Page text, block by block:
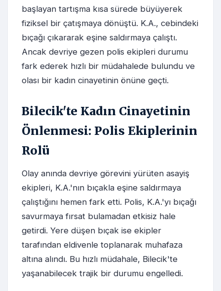
başlayan tartışma kısa sürede büyüyerek
fiziksel bir çatışmaya dönüştü. K.A., cebindeki
bıçağı çıkararak eşine saldırmaya çalıştı.
Ancak devriye gezen polis ekipleri durumu
fark ederek hızlı bir müdahalede bulundu ve
olası bir kadın cinayetinin önüne geçti.
Bilecik'te Kadın Cinayetinin
Önlenmesi: Polis Ekiplerinin
Rolü
Olay anında devriye görevini yürüten asayiş
ekipleri, K.A.'nın bıçakla eşine saldırmaya
çalıştığını hemen fark etti. Polis, K.A.'yı bıçağı
savurmaya fırsat bulamadan etkisiz hale
getirdi. Yere düşen bıçak ise ekipler
tarafından eldivenle toplanarak muhafaza
altına alındı. Bu hızlı müdahale, Bilecik'te
yaşanabilecek trajik bir durumu engelledi.